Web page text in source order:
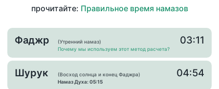
прочитайте: Правильное время намазов
Фаджр
(Утренний намаз)
Почему мы используем этот метод расчета?
03:11
Шурук
(Восход солнца и конец Фаджра)
Намаз Духа: 05:15
04:54